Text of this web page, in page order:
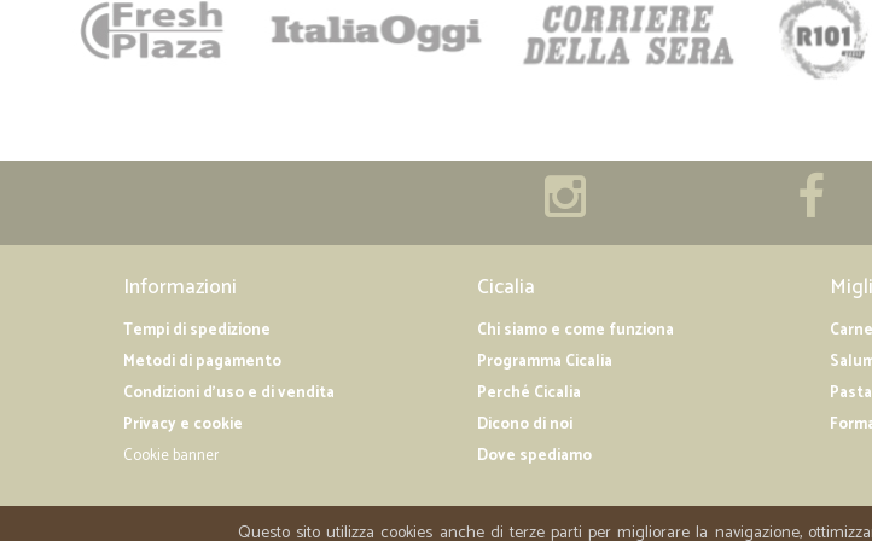
Informazioni
Tempi di spedizione
Metodi di pagamento
Condizioni d'uso e di vendita
Privacy e cookie
Cookie banner
Cicalia
Chi siamo e come funziona
Programma Cicalia
Perché Cicalia
Dicono di noi
Dove spediamo
Questo sito utilizza cookies anche di terze parti per migliorare la navigazione,